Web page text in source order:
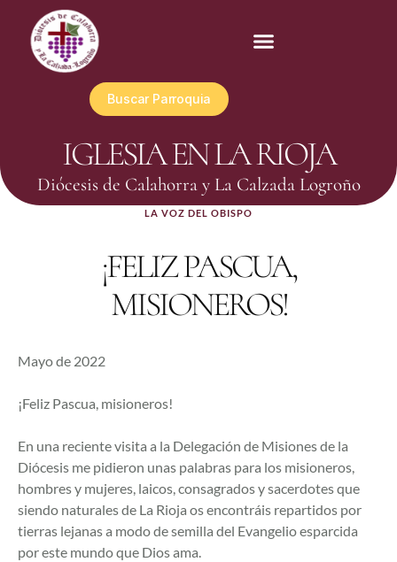
Buscar Parroquia
IGLESIA EN LA RIOJA
Diócesis de Calahorra y La Calzada Logroño
LA VOZ DEL OBISPO
¡FELIZ PASCUA,
MISIONEROS!
Mayo de 2022
¡Feliz Pascua, misioneros!
En una reciente visita a la Delegación de Misiones de la
Diócesis me pidieron unas palabras para los misioneros,
hombres y mujeres, laicos, consagrados y sacerdotes que
siendo naturales de La Rioja os encontráis repartidos por
tierras lejanas a modo de semilla del Evangelio esparcida
por este mundo que Dios ama.